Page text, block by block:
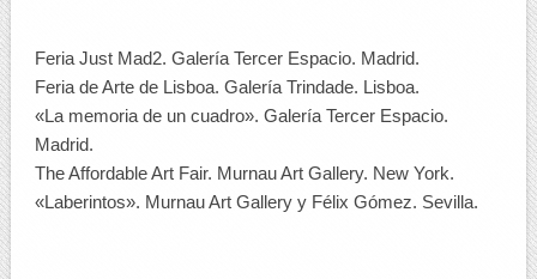
Feria Just Mad2. Galería Tercer Espacio. Madrid.
Feria de Arte de Lisboa. Galería Trindade. Lisboa.
«La memoria de un cuadro». Galería Tercer Espacio.
Madrid.
The Affordable Art Fair. Murnau Art Gallery. New York.
«Laberintos». Murnau Art Gallery y Félix Gómez. Sevilla.